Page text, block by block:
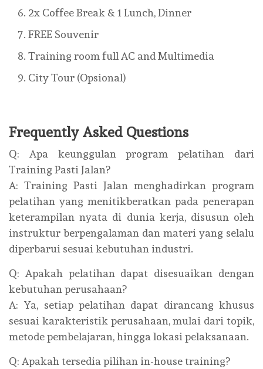
2x Coffee Break & 1 Lunch, Dinner
FREE Souvenir
Training room full AC and Multimedia
City Tour (Opsional)
Frequently Asked Questions
Q: Apa keunggulan program pelatihan dari
Training Pasti Jalan?
A: Training Pasti Jalan menghadirkan program
pelatihan yang menitikberatkan pada penerapan
keterampilan nyata di dunia kerja, disusun oleh
instruktur berpengalaman dan materi yang selalu
diperbarui sesuai kebutuhan industri.
Q: Apakah pelatihan dapat disesuaikan dengan
kebutuhan perusahaan?
A: Ya, setiap pelatihan dapat dirancang khusus
sesuai karakteristik perusahaan, mulai dari topik,
metode pembelajaran, hingga lokasi pelaksanaan.
Q: Apakah tersedia pilihan in-house training?